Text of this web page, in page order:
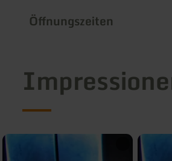
Öffnungszeiten